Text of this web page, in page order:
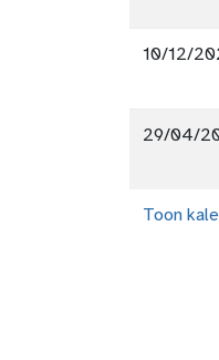
10/12/
29/04/
Toon